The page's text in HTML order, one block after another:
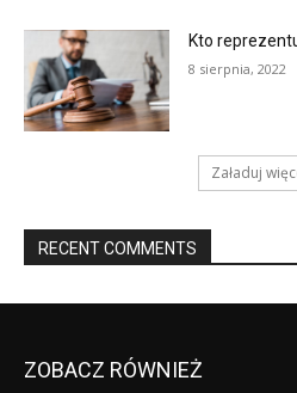
Kto
8 sierpnia, 2022
Załaduj
RECENT COMMENTS
ZOBACZ RÓWNIEŻ